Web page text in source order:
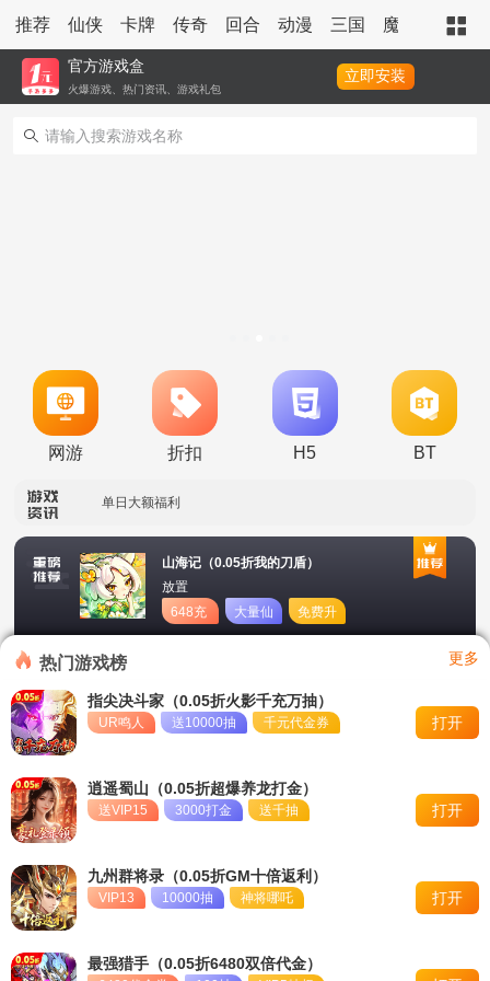
推荐 仙侠 卡牌 传奇 回合 动漫 三国 魔幻 策略
官方游戏盒
火爆游戏、热门资讯、游戏礼包
立即安装
网游 折扣 H5 BT
新区单日助力活动
单日大额福利
单日大额福利
转游活动
冠名活动
单日大额福利
山海记（0.05折我的刀盾）
放置
648充
值卡
大量仙
玉
免费升
星
热门游戏榜 更多
指尖决斗家（0.05折火影千充万抽）
UR鸣人 送10000抽 千元代金券 打开
逍遥蜀山（0.05折超爆养龙打金）
送VIP15 3000打金 送千抽 打开
九州群将录（0.05折GM十倍返利）
VIP13 10000抽 神将哪吒 打开
最强猎手（0.05折6480双倍代金）